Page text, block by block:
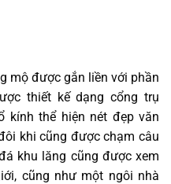
mộ được gắn liền với phần
thiết kế dạng cổng trụ
kính thể hiện nét đẹp văn
khi cũng được chạm câu
khu lăng cũng được xem
cũng như một ngôi nhà